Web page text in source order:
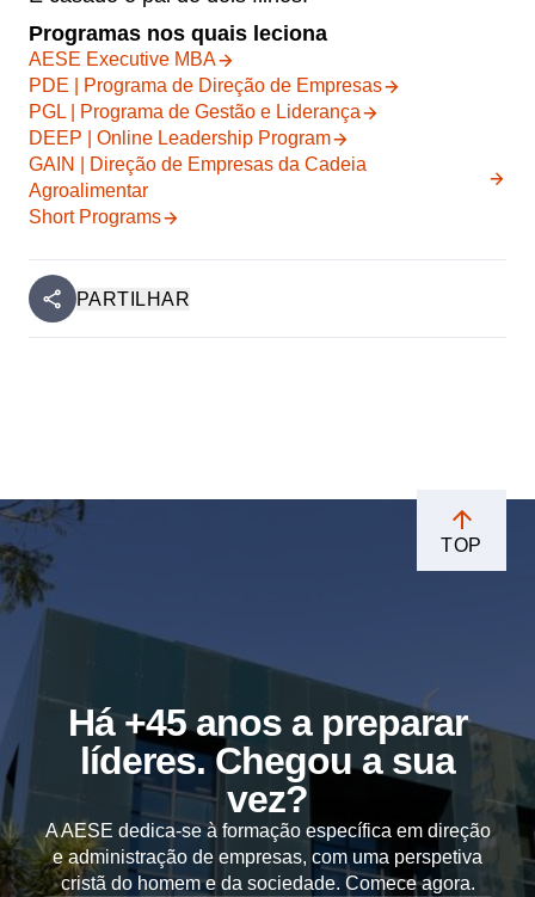
Programas nos quais leciona
AESE Executive MBA
PDE | Programa de Direção de Empresas
PGL | Programa de Gestão e Liderança
DEEP | Online Leadership Program
GAIN | Direção de Empresas da Cadeia
Agroalimentar
Short Programs
PARTILHAR
TOP
Há +45 anos a preparar
líderes. Chegou a sua
vez?
A AESE dedica-se à formação específica em direção
e administração de empresas, com uma perspetiva
cristã do homem e da sociedade. Comece agora.